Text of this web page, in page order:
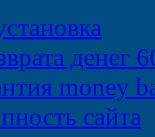
денег
money
сайта